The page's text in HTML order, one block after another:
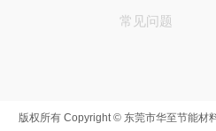
常见问题
版权所有 Copyright © 东莞市华至节能